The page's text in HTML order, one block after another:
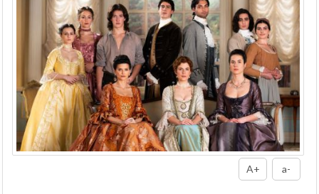
A+ a-